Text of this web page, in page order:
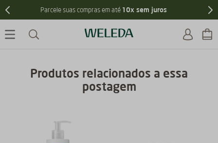
Frete grátisnas compras acima de R$299
Produtos relacionados a essa
postagem